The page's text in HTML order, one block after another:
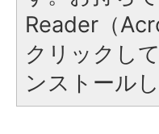
Reader（
クリックし
ンストール